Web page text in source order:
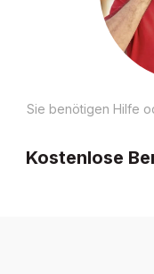
Sie benötigen Hilfe
Kostenlose